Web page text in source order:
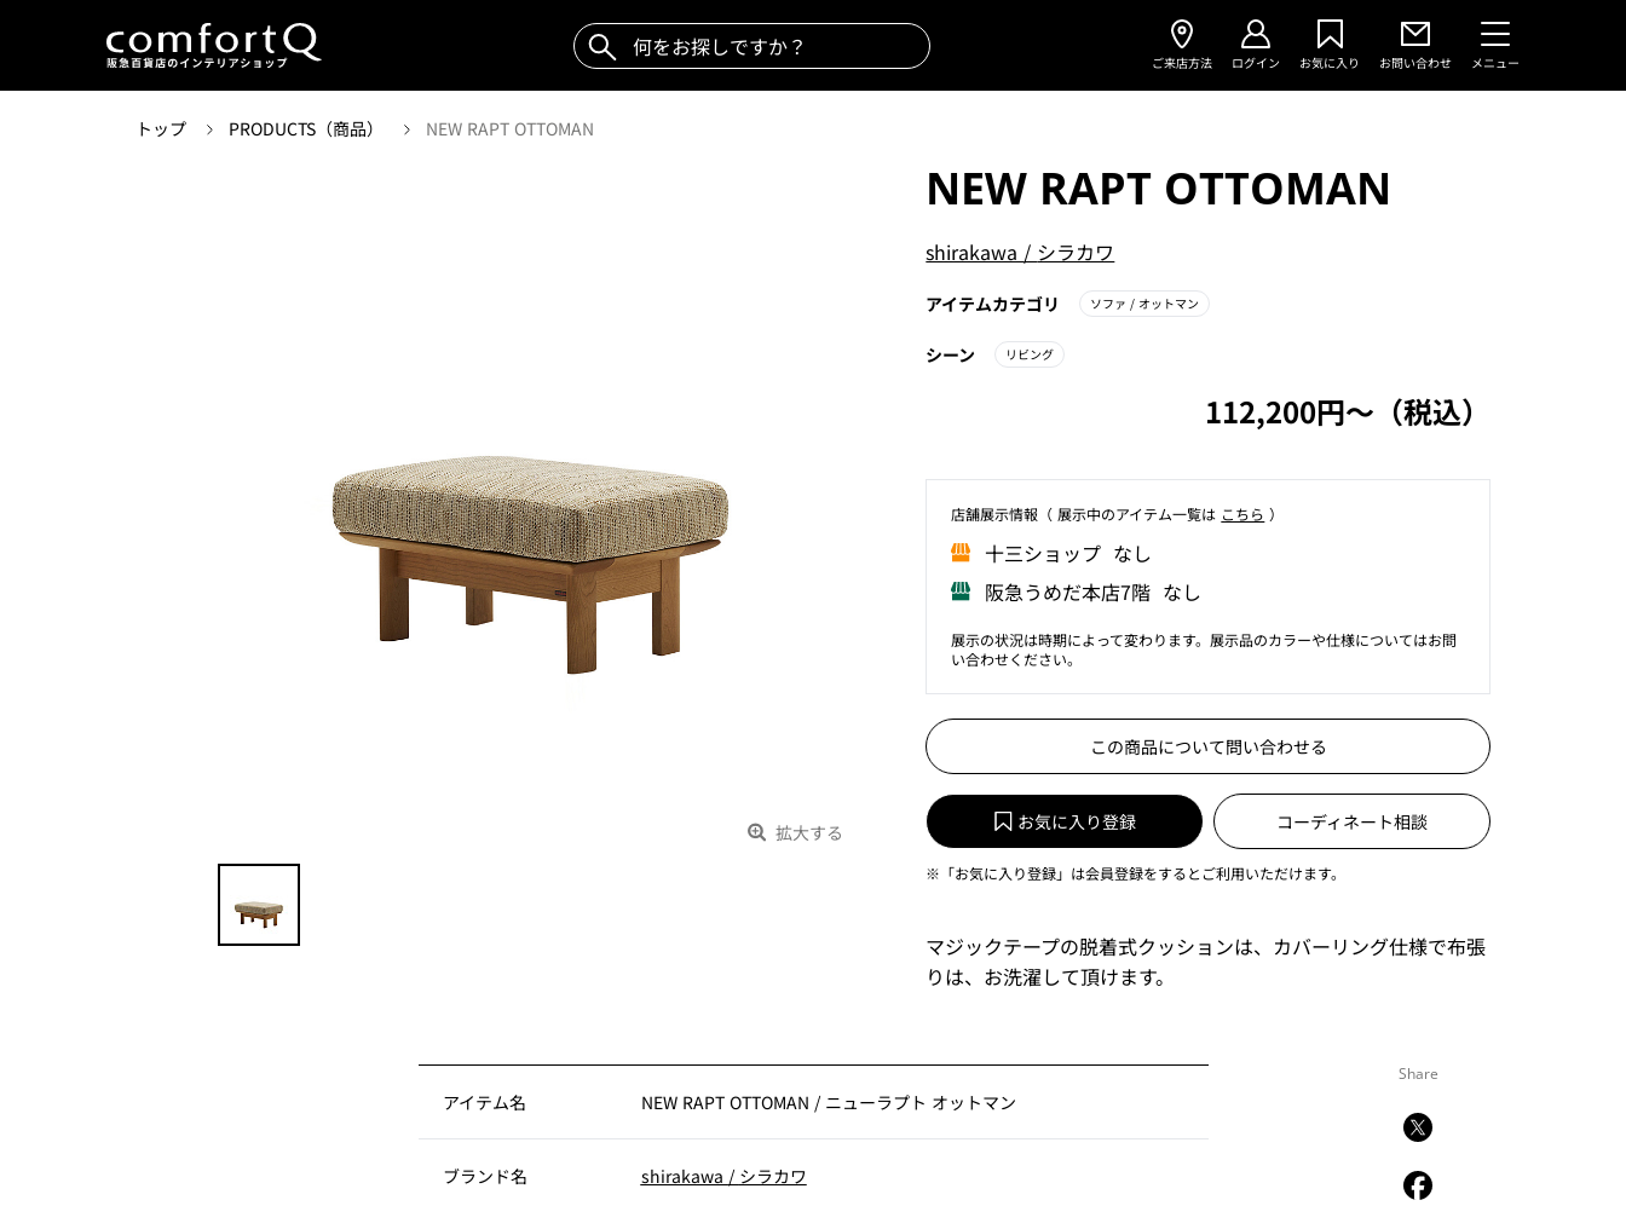
ご来店方法 ログイン お気に入り お問い合わせ メニュー
トップ PRODUCTS（商品） NEW RAPT OTTOMAN
拡大する
NEW RAPT OTTOMAN
shirakawa / シラカワ
アイテムカテゴリ ソファ/ オットマン
シーン リビング
112,200円〜（税込）
店舗展⽰情報（ 展⽰中のアイテム⼀覧は こちら ）
⼗三ショップ なし
阪急うめだ本店7階 なし
展示の状況は時期によって変わります。展示品のカラーや仕様についてはお問
い合わせください。
この商品について問い合わせる
お気に入り登録 コーディネート相談
※「お気に入り登録」は会員登録をするとご利用いただけます。
マジックテープの脱着式クッションは、カバーリング仕様で布張
りは、お洗濯して頂けます。
Share
アイテム名 NEW RAPT OTTOMAN / ニューラプト オットマン
ブランド名 shirakawa / シラカワ